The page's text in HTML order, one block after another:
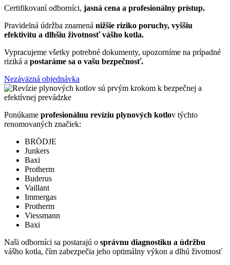
Certifikovaní odborníci, jasná cena a profesionálny prístup.
Pravidelná údržba znamená nižšie riziko poruchy, vyššiu
efektivitu a dlhšiu životnosť vášho kotla.
Vypracujeme všetky potrebné dokumenty, upozorníme na prípadné
riziká a postaráme sa o vašu bezpečnosť.
Nezáväzná objednávka
Ponúkame profesionálnu revíziu plynových kotlov týchto
renomovaných značiek:
BRÖDJE
Junkers
Baxi
Protherm
Buderus
Vaillant
Immergas
Protherm
Viessmann
Baxi
Naši odborníci sa postarajú o správnu diagnostiku a údržbu
vášho kotla, čím zabezpečia jeho optimálny výkon a dlhú životnosť